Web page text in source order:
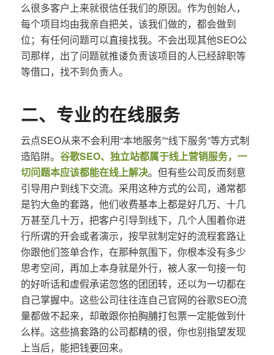
么很多客户上来就很信任我们的原因。作为创始人，
每个项目均由我亲自把关，该我们做的，都会做到
位；有任何问题可以直接找我。不会出现其他SEO公
司那样，出了问题就推诿负责该项目的人已经辞职等
等借口，找不到负责人。
二、专业的在线服务
云点SEO从来不会利用“本地服务”“线下服务”等方式制
造陷阱。 谷歌SEO、独立站都属于线上营销服务，一
切问题本应该都能在线上解决。但有些公司反而刻意
引导用户到线下交流。采用这种方式的公司，通常都
是钓大鱼的套路，他们收费基本上都是好几万、十几
万甚至几十万，把客户引导到线下，几个人围着你进
行所谓的开会或者演示，按早就制定好的流程套路让
你跟他们签单合作，在那种氛围下，你根本没有多少
思考空间，再加上本身就是外行，被人家一句接一句
的好听话和虚假承诺忽悠的团团转，还以为一切都在
自己掌握中。这些公司往往连自己官网的谷歌SEO流
量都做不起来，却敢跟你拍胸脯打包票一定能做到什
么样。这些搞套路的公司都精的很，你也别指望发现
上当后，能把钱要回来。